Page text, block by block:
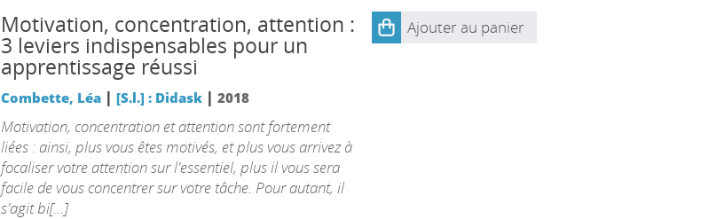
Motivation, concentration, attention :
3 leviers indispensables pour un
apprentissage réussi
Combette, Léa | [S.l.] : Didask| 2018
Motivation, concentration et attention sont fortement
liées : ainsi, plus vous êtes motivés, et plus vous arrivez à
focaliser votre attention sur l'essentiel, plus il vous sera
facile de vous concentrer sur votre tâche. Pour autant, il
s'agit bi[...]
Ajouter au panier